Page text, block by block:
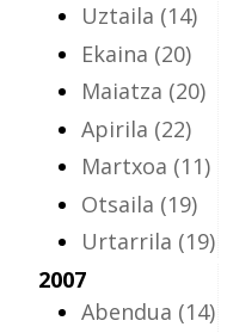
Uztaila (14)
Ekaina (20)
Maiatza (20)
Apirila (22)
Martxoa (11)
Otsaila (19)
Urtarrila (19)
2007
Abendua (14)